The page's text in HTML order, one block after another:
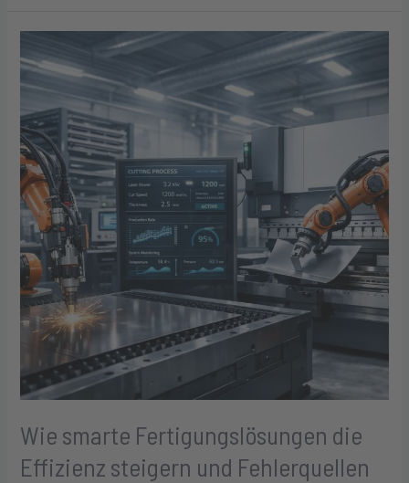
Wie smarte Fertigungslösungen die
Effizienz steigern und Fehlerquellen
smarte
Fertigungslösungen
die
Effizienz
steigern
und
Fehlerquellen
in
der
Produktion
minimieren